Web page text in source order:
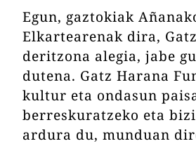
Egun, gaztokiak
Elkartearenak dira,
deritzona alegia, jabe
dutena. Gatz Harana
kultur eta ondasun
berreskuratzeko eta
ardura du, munduan